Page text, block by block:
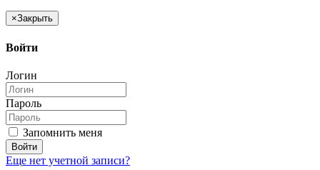
×Закрыть
Войти
Логин
Пароль
Запомнить меня
Войти
Еще нет учетной записи?